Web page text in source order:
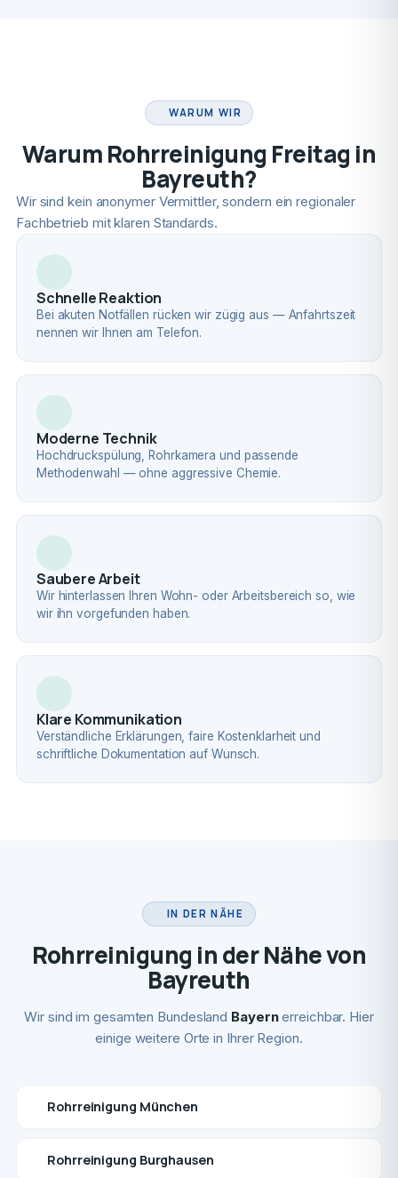
WARUM WIR
Warum Rohrreinigung Freitag in
Bayreuth?
Wir sind kein anonymer Vermittler, sondern ein regionaler
Fachbetrieb mit klaren Standards.
Schnelle Reaktion
Bei akuten Notfällen rücken wir zügig aus — Anfahrtszeit
nennen wir Ihnen am Telefon.
Moderne Technik
Hochdruckspülung, Rohrkamera und passende
Methodenwahl — ohne aggressive Chemie.
Saubere Arbeit
Wir hinterlassen Ihren Wohn- oder Arbeitsbereich so, wie
wir ihn vorgefunden haben.
Klare Kommunikation
Verständliche Erklärungen, faire Kostenklarheit und
schriftliche Dokumentation auf Wunsch.
IN DER NÄHE
Rohrreinigung in der Nähe von
Bayreuth
Wir sind im gesamten Bundesland Bayernerreichbar. Hier
einige weitere Orte in Ihrer Region.
Rohrreinigung München
Rohrreinigung Burghausen